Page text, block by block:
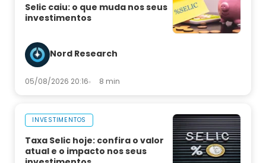
Selic caiu: o que muda nos seus
investimentos
Nord Research
05/08/2026 20:16 8 min
INVESTIMENTOS
Taxa Selic hoje: confira o valor
atual e o impacto nos seus